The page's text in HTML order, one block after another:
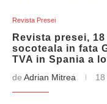
Revista Presei
Revista presei,
socoteala in fata
TVA in Spania a
de Adrian Mitrea